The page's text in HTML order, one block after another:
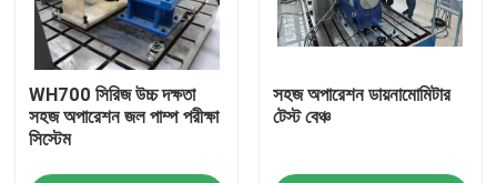
WH700 সিরিজ উচ্চ দক্ষতা
সহজ অপারেশন জল পাম্প পরীক্ষা
সিস্টেম
সহজ অপারেশন ডায়নামোমিটার
টেস্ট বেঞ্চ